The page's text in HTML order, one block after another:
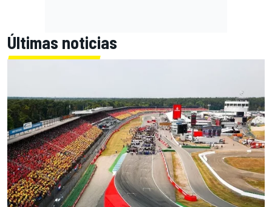
Últimas noticias